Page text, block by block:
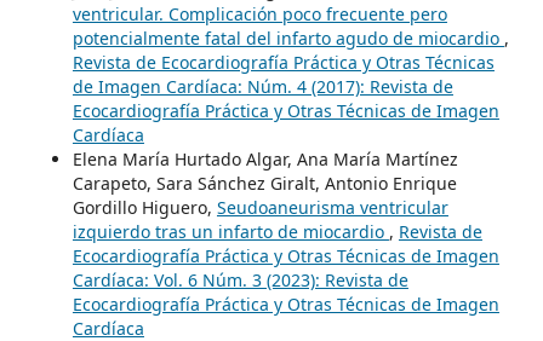
ventricular. Complicación poco frecuente pero
potencialmente fatal del infarto agudo de miocardio ,
Revista de Ecocardiografía Práctica y Otras Técnicas
de Imagen Cardíaca: Núm. 4 (2017): Revista de
Ecocardiografía Práctica y Otras Técnicas de Imagen
Cardíaca
Elena María Hurtado Algar, Ana María Martínez
Carapeto, Sara Sánchez Giralt, Antonio Enrique
Gordillo Higuero, Seudoaneurisma ventricular
izquierdo tras un infarto de miocardio , Revista de
Ecocardiografía Práctica y Otras Técnicas de Imagen
Cardíaca: Vol. 6 Núm. 3 (2023): Revista de
Ecocardiografía Práctica y Otras Técnicas de Imagen
Cardíaca